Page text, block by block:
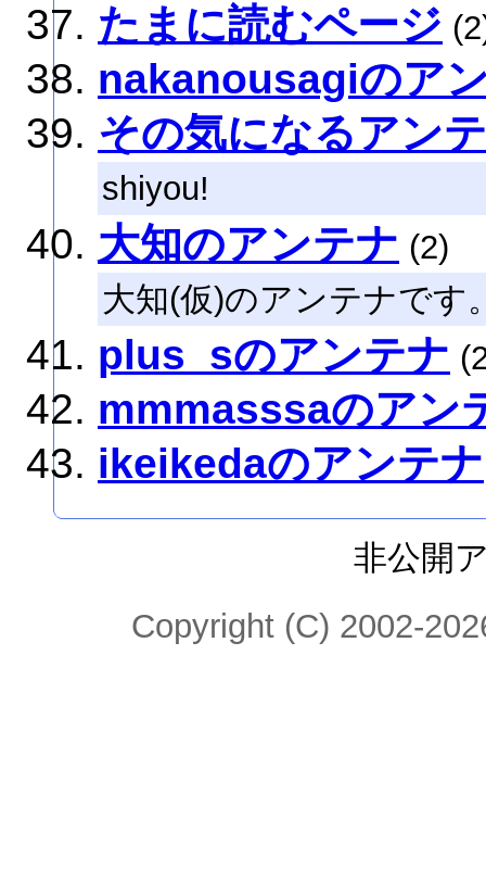
たまに読むページ
nakanousagiのア
その気になるアン
shiyou!
大知のアンテナ (2)
大知(仮)のアンテナです
plus_sのアンテナ
mmmasssaのアン
ikeikedaのアンテナ
非公開
Copyright (C) 2002-